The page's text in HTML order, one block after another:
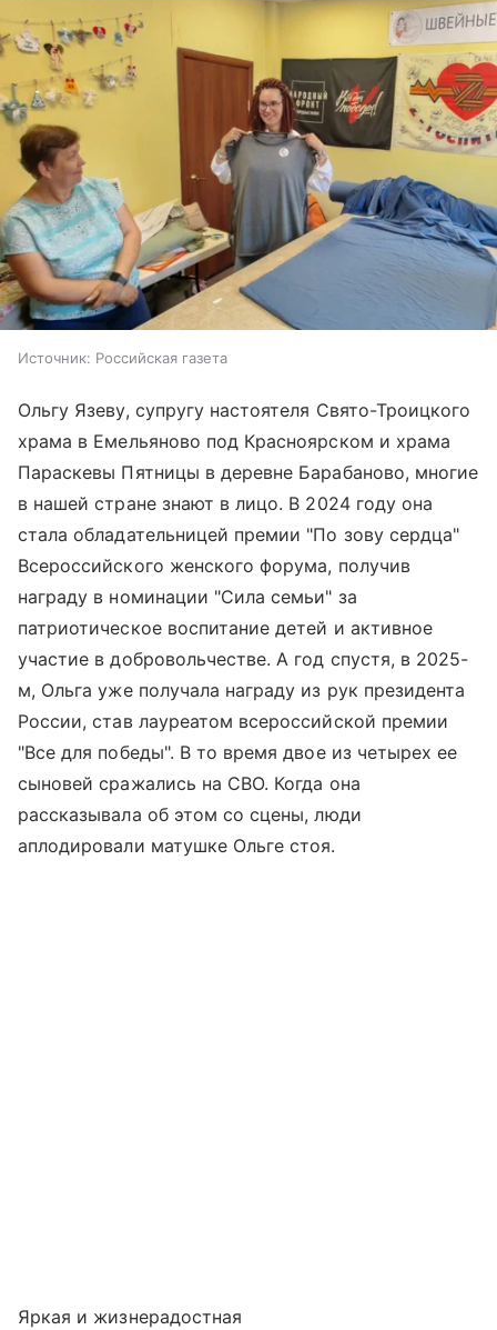
Источник: Российская газета
Ольгу Язеву, супругу настоятеля Свято-Троицкого
храма в Емельяново под Красноярском и храма
Параскевы Пятницы в деревне Барабаново, многие
в нашей стране знают в лицо. В 2024 году она
стала обладательницей премии "По зову сердца"
Всероссийского женского форума, получив
награду в номинации "Сила семьи" за
патриотическое воспитание детей и активное
участие в добровольчестве. А год спустя, в 2025-
м, Ольга уже получала награду из рук президента
России, став лауреатом всероссийской премии
"Все для победы". В то время двое из четырех ее
сыновей сражались на СВО. Когда она
рассказывала об этом со сцены, люди
аплодировали матушке Ольге стоя.
Яркая и жизнерадостная